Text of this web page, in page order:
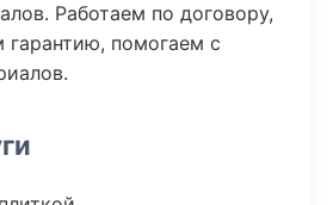
Работаем по договору,
гарантию, помогаем с